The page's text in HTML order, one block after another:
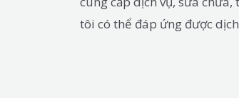
tôi có thể đáp ứng được